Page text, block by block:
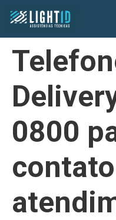
Pular
para
conteúdo
0800